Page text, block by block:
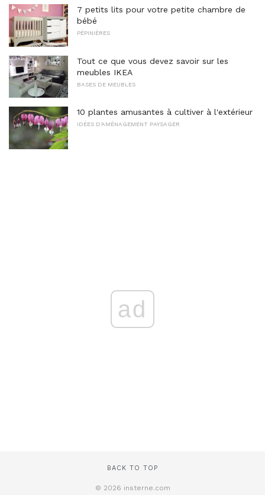
7 petits lits pour votre petite chambre de
bébé
PÉPINIÈRES
Tout ce que vous devez savoir sur les
meubles IKEA
BASES DE MEUBLES
10 plantes amusantes à cultiver à l'extérieur
IDÉES D'AMÉNAGEMENT PAYSAGER
ad
BACK TO TOP
© 2026 insterne.com